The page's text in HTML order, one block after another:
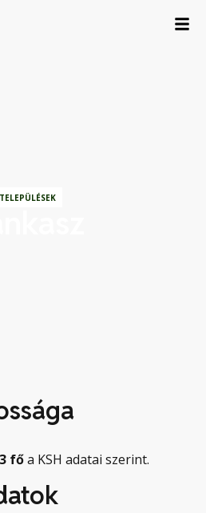
TELEPÜLÉSEK
főa KSH adatai szerint.